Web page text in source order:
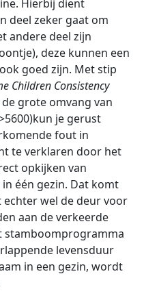
Hierbij dient
deel zeker gaat om
andere deel zijn
deze kunnen een
goed zijn. Met stip
Children Consistency
grote omvang van
je gerust
fout in
te verklaren door het
opkijken van
één gezin. Dat komt
echter wel de deur voor
aan de verkeerde
stamboomprogramma
levensduur
in een gezin, wordt